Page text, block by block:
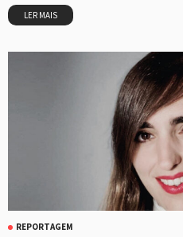
LER MAIS
REPORTAGEM